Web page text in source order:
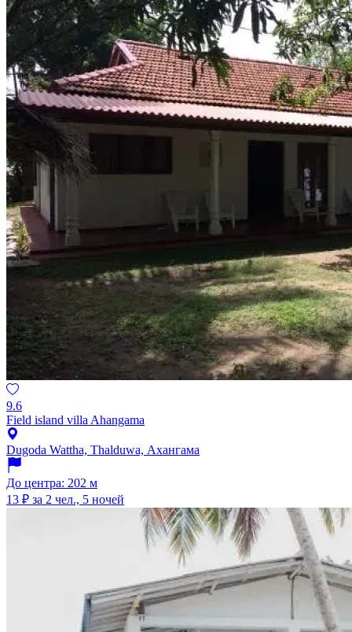
9.6
Field island villa Ahangama
Dugoda Wattha, Thalduwa, Ахангама
До центра: 202 м
13 ₽ за 2 чел., 5 ночей